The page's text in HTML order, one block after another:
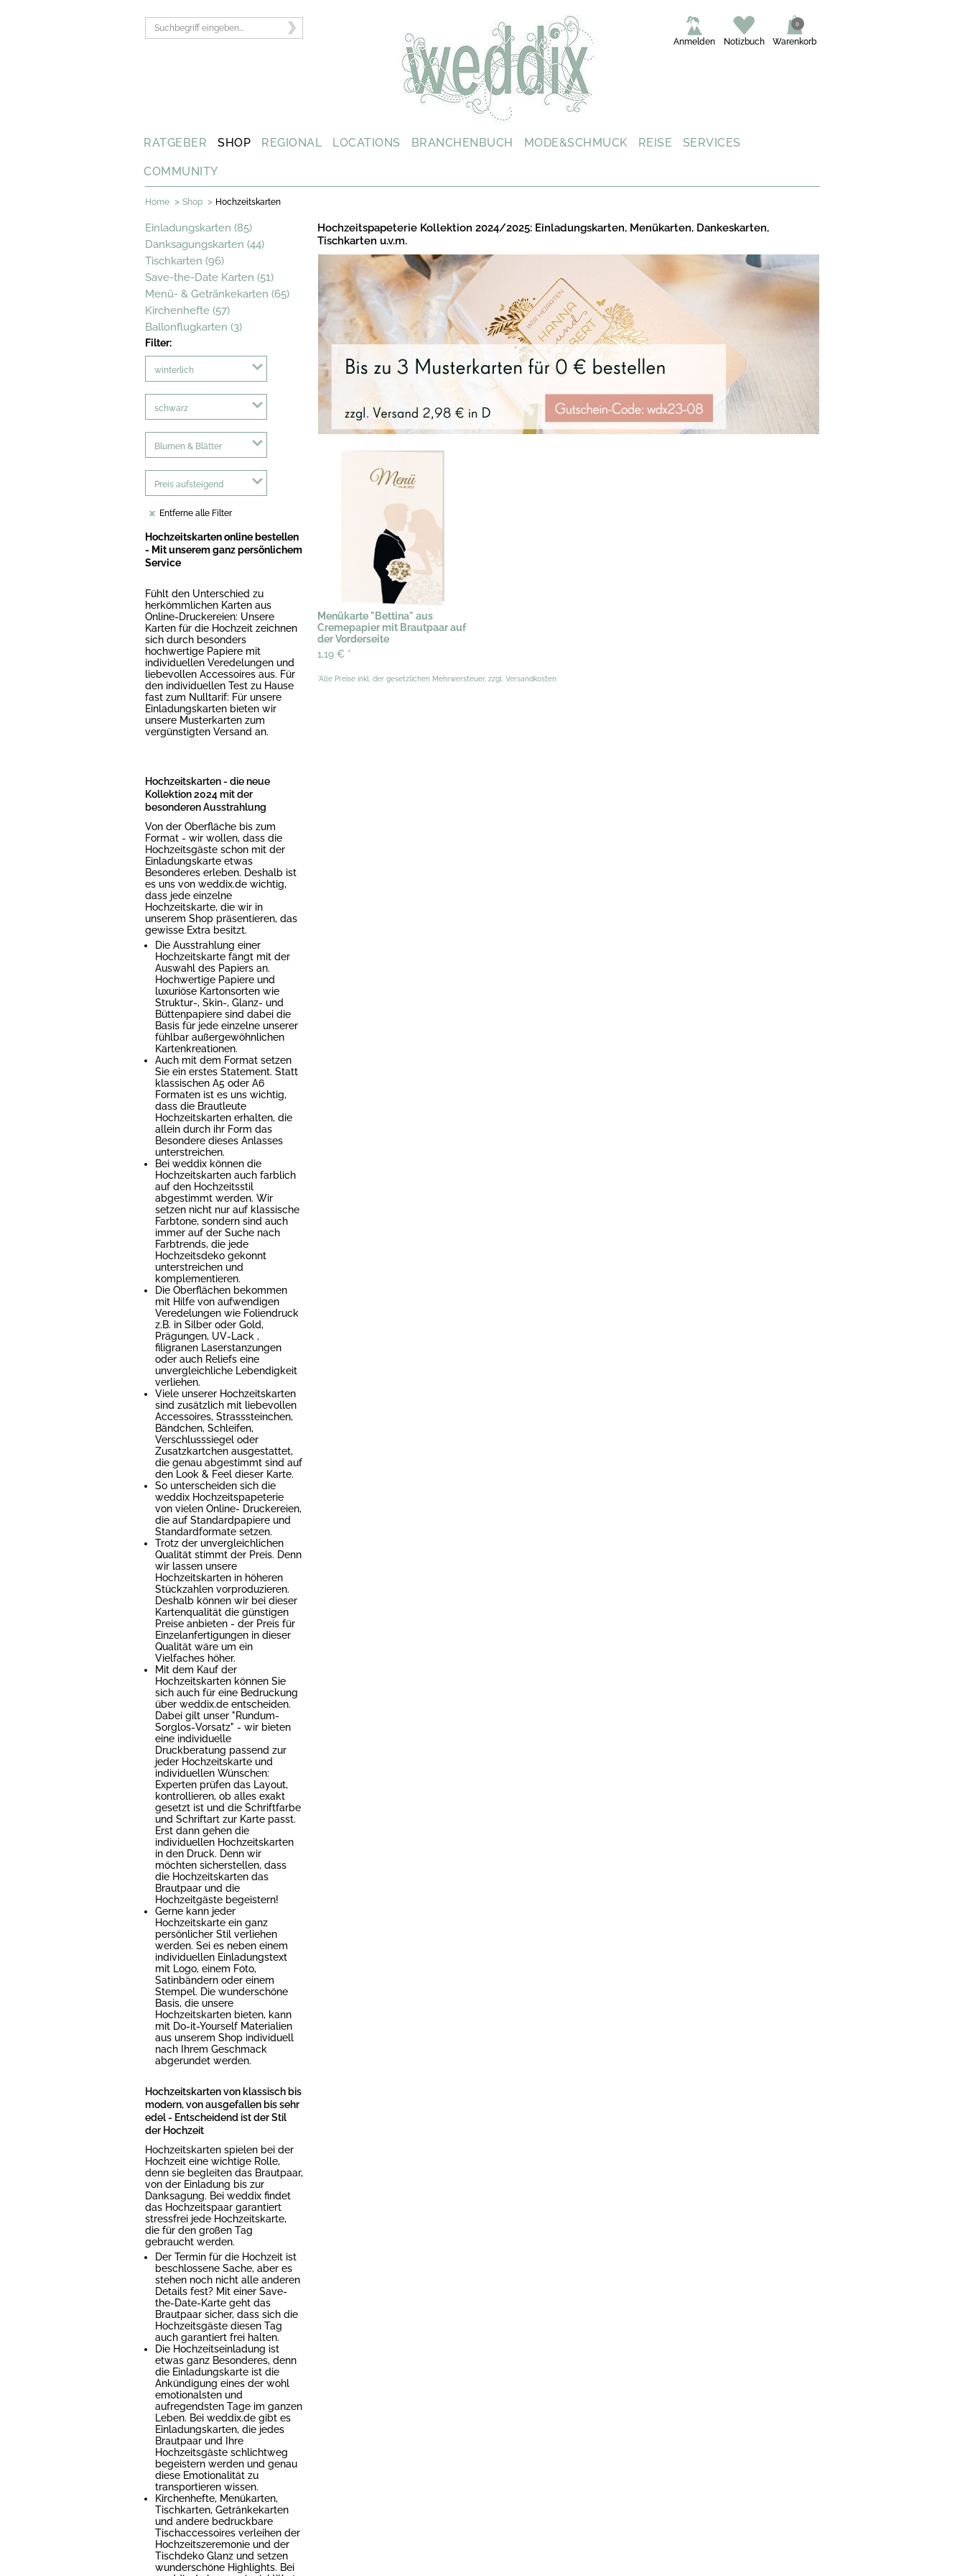
Warenkorb
0
Notizbuch
Anmelden
RATGEBER SHOP REGIONAL LOCATIONS BRANCHENBUCH MODE&SCHMUCK REISE SERVICES
COMMUNITY
Home > Shop > Hochzeitskarten
Einladungskarten (85)
Danksagungskarten (44)
Tischkarten (96)
Save-the-Date Karten (51)
Menü- & Getränkekarten (65)
Kirchenhefte (57)
Ballonflugkarten (3)
Filter:
winterlich
schwarz
Blumen & Blätter
Preis aufsteigend
Entferne alle Filter
Hochzeitskarten online bestellen
- Mit unserem ganz persönlichem
Service
Fühlt den Unterschied zu
herkömmlichen Karten aus
Online-Druckereien: Unsere
Karten für die Hochzeit zeichnen
sich durch besonders
hochwertige Papiere mit
individuellen Veredelungen und
liebevollen Accessoires aus. Für
den individuellen Test zu Hause
fast zum Nulltarif: Für unsere
Einladungskarten bieten wir
unsere Musterkarten zum
vergünstigten Versand an.
Hochzeitskarten - die neue
Kollektion 2024 mit der
besonderen Ausstrahlung
Von der Oberfläche bis zum
Format - wir wollen, dass die
Hochzeitsgäste schon mit der
Einladungskarte etwas
Besonderes erleben. Deshalb ist
es uns von weddix.de wichtig,
dass jede einzelne
Hochzeitskarte, die wir in
unserem Shop präsentieren, das
gewisse Extra besitzt.
Die Ausstrahlung einer
Hochzeitskarte fängt mit der
Auswahl des Papiers an.
Hochwertige Papiere und
luxuriöse Kartonsorten wie
Struktur-, Skin-, Glanz- und
Büttenpapiere sind dabei die
Basis für jede einzelne unserer
fühlbar außergewöhnlichen
Kartenkreationen.
Auch mit dem Format setzen
Sie ein erstes Statement. Statt
klassischen A5 oder A6
Formaten ist es uns wichtig,
dass die Brautleute
Hochzeitskarten erhalten, die
allein durch ihr Form das
Besondere dieses Anlasses
unterstreichen.
Bei weddix können die
Hochzeitskarten auch farblich
auf den Hochzeitsstil
abgestimmt werden. Wir
setzen nicht nur auf klassische
Farbtone, sondern sind auch
immer auf der Suche nach
Farbtrends, die jede
Hochzeitsdeko gekonnt
unterstreichen und
komplementieren.
Die Oberflächen bekommen
mit Hilfe von aufwendigen
Veredelungen wie Foliendruck
z.B. in Silber oder Gold,
Prägungen, UV-Lack ,
filigranen Laserstanzungen
oder auch Reliefs eine
unvergleichliche Lebendigkeit
verliehen.
Viele unserer Hochzeitskarten
sind zusätzlich mit liebevollen
Accessoires, Strasssteinchen,
Bändchen, Schleifen,
Verschlusssiegel oder
Zusatzkartchen ausgestattet,
die genau abgestimmt sind auf
den Look & Feel dieser Karte.
So unterscheiden sich die
weddix Hochzeitspapeterie
von vielen Online- Druckereien,
die auf Standardpapiere und
Standardformate setzen.
Trotz der unvergleichlichen
Qualität stimmt der Preis. Denn
wir lassen unsere
Hochzeitskarten in höheren
Stückzahlen vorproduzieren.
Deshalb können wir bei dieser
Kartenqualität die günstigen
Preise anbieten - der Preis für
Einzelanfertigungen in dieser
Qualität wäre um ein
Vielfaches höher.
Mit dem Kauf der
Hochzeitskarten können Sie
sich auch für eine Bedruckung
über weddix.de entscheiden.
Dabei gilt unser "Rundum-
Sorglos-Vorsatz" - wir bieten
eine individuelle
Druckberatung passend zur
jeder Hochzeitskarte und
individuellen Wünschen:
Experten prüfen das Layout,
kontrollieren, ob alles exakt
gesetzt ist und die Schriftfarbe
und Schriftart zur Karte passt.
Erst dann gehen die
individuellen Hochzeitskarten
in den Druck. Denn wir
möchten sicherstellen, dass
die Hochzeitskarten das
Brautpaar und die
Hochzeitgäste begeistern!
Gerne kann jeder
Hochzeitskarte ein ganz
persönlicher Stil verliehen
werden. Sei es neben einem
individuellen Einladungstext
mit Logo, einem Foto,
Satinbändern oder einem
Stempel. Die wunderschöne
Basis, die unsere
Hochzeitskarten bieten, kann
mit Do-it-Yourself Materialien
aus unserem Shop individuell
nach Ihrem Geschmack
abgerundet werden.
Hochzeitskarten von klassisch bis
modern, von ausgefallen bis sehr
edel - Entscheidend ist der Stil
der Hochzeit
Hochzeitskarten spielen bei der
Hochzeit eine wichtige Rolle,
denn sie begleiten das Brautpaar,
von der Einladung bis zur
Danksagung. Bei weddix findet
das Hochzeitspaar garantiert
stressfrei jede Hochzeitskarte,
die für den großen Tag
gebraucht werden.
Der Termin für die Hochzeit ist
beschlossene Sache, aber es
stehen noch nicht alle anderen
Details fest? Mit einer Save-
the-Date-Karte geht das
Brautpaar sicher, dass sich die
Hochzeitsgäste diesen Tag
auch garantiert frei halten.
Die Hochzeitseinladung ist
etwas ganz Besonderes, denn
die Einladungskarte ist die
Ankündigung eines der wohl
emotionalsten und
aufregendsten Tage im ganzen
Leben. Bei weddix.de gibt es
Einladungskarten, die jedes
Brautpaar und Ihre
Hochzeitsgäste schlichtweg
begeistern werden und genau
diese Emotionalität zu
transportieren wissen.
Kirchenhefte, Menükarten,
Tischkarten, Getränkekarten
und andere bedruckbare
Tischaccessoires verleihen der
Hochzeitszeremonie und der
Tischdeko Glanz und setzen
wunderschöne Highlights. Bei
Hochzeitspapeterie Kollektion 2024/2025: Einladungskarten, Menükarten, Dankeskarten,
Tischkarten u.v.m.
Menükarte "Bettina" aus
Cremepapier mit Brautpaar auf
der Vorderseite
1,19 € *
*Alle Preise inkl. der gesetzlichen Mehrwersteuer, zzgl. Versandkosten